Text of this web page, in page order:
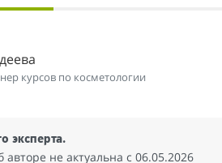
курсов по косметологии
эксперта.
не актуальна c 06.05.2026